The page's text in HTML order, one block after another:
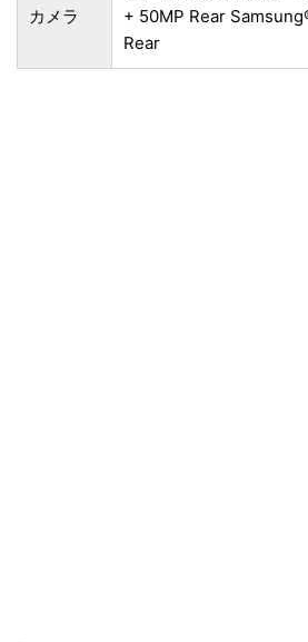
カメラ
+ 50MP Rear
Rear